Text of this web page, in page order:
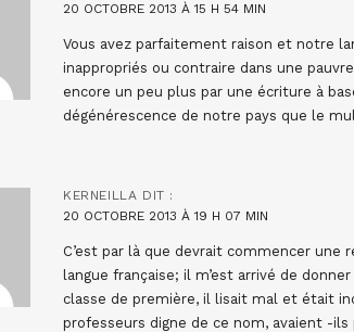
20 OCTOBRE 2013 À 15 H 54 MIN
Vous avez parfaitement raison et notre
inappropriés ou contraire dans une
encore un peu plus par une écriture à
dégénérescence de notre pays que le
KERNEILLA DIT :
20 OCTOBRE 2013 À 19 H 07 MIN
C’est par là que devrait commencer une
langue française; il m’est arrivé de
classe de première, il lisait mal et était
professeurs digne de ce nom, avaient -